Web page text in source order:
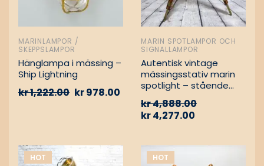
MARINLAMPOR /
SKEPPSLAMPOR
Hänglampa i mässing –
Ship Lightning
kr1,222.00 kr978.00
MARIN SPOTLAMPOR OCH
SIGNALLAMPOR
Autentisk vintage
mässingsstativ marin
spotlight – stående
kr4,888.00
kr4,277.00
HOT HOT